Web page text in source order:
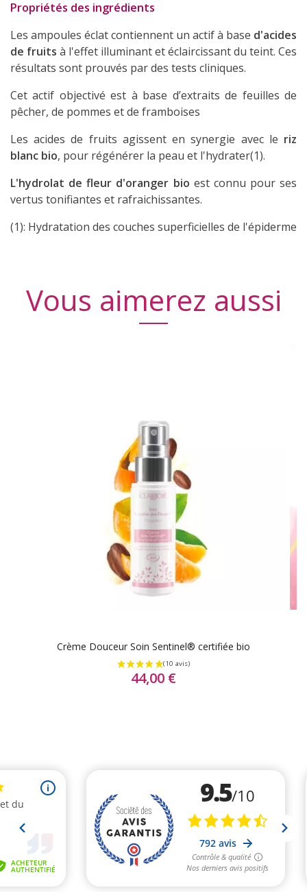
Propriétés des ingrédients
Les ampoules éclat contiennent un actif à base d'acides
de fruits à l'effet illuminant et éclaircissant du teint. Ces
résultats sont prouvés par des tests cliniques.
Cet actif objectivé est à base d’extraits de feuilles de
pêcher, de pommes et de framboises
Les acides de fruits agissent en synergie avec le riz
blanc bio, pour régénérer la peau et l'hydrater(1).
L'hydrolat de fleur d'oranger bio est connu pour ses
vertus tonifiantes et rafraichissantes.
(1): Hydratation des couches superficielles de l'épiderme
Vous aimerez aussi
Crème Douceur Soin Sentinel® certifiée bio
44,00 €